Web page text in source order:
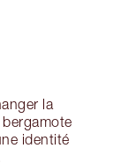
la
identité